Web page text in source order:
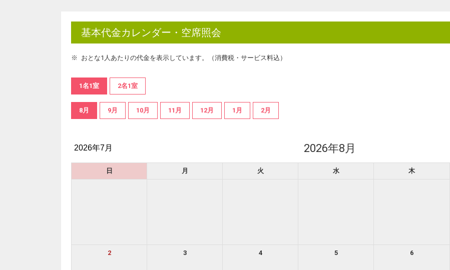
基本代金カレンダー・空席照会
おとな1人あたりの代金を表示しています。（消費税・サービス料込）
1名1室 2名1室
8月 9月 10月 11月 12月 1月 2月
2026年7月 2026年8月
日 月 火 水 木
2 3 4 5 6